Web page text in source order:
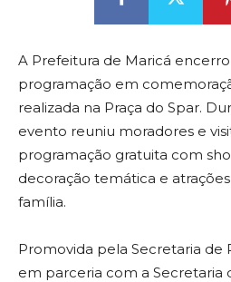
A Prefeitura de Maricá
programação em
realizada na Praça do Spar.
evento reuniu moradores e
programação gratuita com
decoração temática e
família.
Promovida pela Secretaria de
em parceria com a Secretaria